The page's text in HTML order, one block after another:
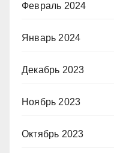
Февраль 2024
Январь 2024
Декабрь 2023
Ноябрь 2023
Октябрь 2023